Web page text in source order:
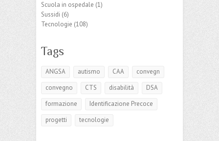
Scuola in ospedale (1)
Sussidi (6)
Tecnologie (108)
Tags
ANGSA autismo CAA
convegn
convegno
CTS disabilità
DSA
formazione
Identificazione Precoce
progetti
tecnologie